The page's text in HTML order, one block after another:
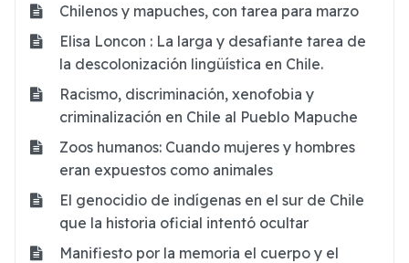
Chilenos y mapuches, con tarea para marzo
Elisa Loncon : La larga y desafiante tarea de
la descolonización lingüística en Chile.
Racismo, discriminación, xenofobia y
criminalización en Chile al Pueblo Mapuche
Zoos humanos: Cuando mujeres y hombres
eran expuestos como animales
El genocidio de indígenas en el sur de Chile
que la historia oficial intentó ocultar
Manifiesto por la memoria el cuerpo y el